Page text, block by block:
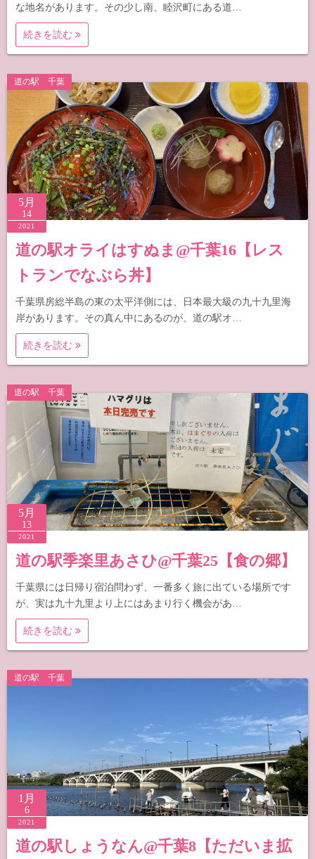
な地名があります。その少し南、睦沢町にある道…
続きを読む
道の駅 千葉
5月
14
2021
道の駅オライはすぬま@千葉16【レス
トランでなぶら丼】
千葉県房総半島の東の太平洋側には、日本最大級の九十九里海
岸があります。その真ん中にあるのが、道の駅オ…
続きを読む
道の駅 千葉
5月
13
2021
道の駅季楽里あさひ@千葉25【食の郷】
千葉県には日帰り宿泊問わず、一番多く旅に出ている場所です
が、実は九十九里より上にはあまり行く機会があ…
続きを読む
道の駅 千葉
1月
6
2021
道の駅しょうなん@千葉8【ただいま拡